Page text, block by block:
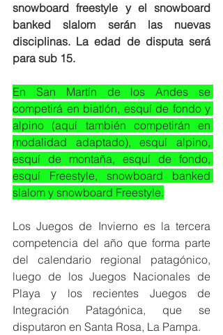
snowboard freestyle y el snowboard
banked slalom serán las nuevas
disciplinas. La edad de disputa será
para sub 15.
En San Martín de los Andes se
competirá en biatlón, esquí de fondo y
alpino (aquí también competirán en
modalidad adaptado), esquí alpino,
esquí de montaña, esquí de fondo,
esquí Freestyle, snowboard banked
slalom y snowboard Freestyle.
Los Juegos de Invierno es la tercera
competencia del año que forma parte
del calendario regional patagónico,
luego de los Juegos Nacionales de
Playa y los recientes Juegos de
Integración Patagónica, que se
disputaron en Santa Rosa, La Pampa.